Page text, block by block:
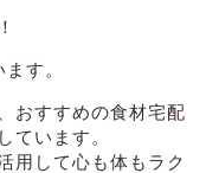
す。
おすすめの食材宅配
ています。
用して心も体もラク